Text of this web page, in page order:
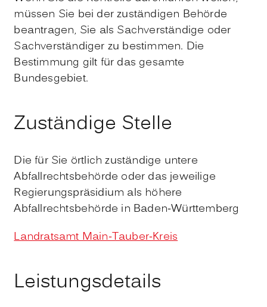
müssen Sie bei der zuständigen Behörde
beantragen, Sie als Sachverständige oder
Sachverständiger zu bestimmen. Die
Bestimmung gilt für das gesamte
Bundesgebiet.
Zuständige Stelle
Die für Sie örtlich zuständige untere
Abfallrechtsbehörde oder das jeweilige
Regierungspräsidium als höhere
Abfallrechtsbehörde in Baden-Württemberg
Landratsamt Main-Tauber-Kreis
Leistungsdetails